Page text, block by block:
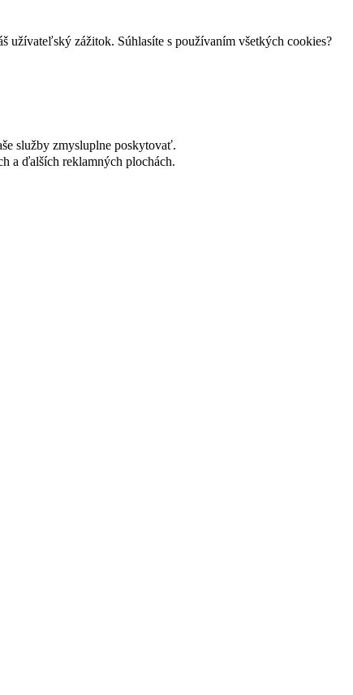
užívateľský zážitok. Súhlasíte s používaním všetkých cookies?
služby zmysluplne poskytovať.
a ďalších reklamných plochách.